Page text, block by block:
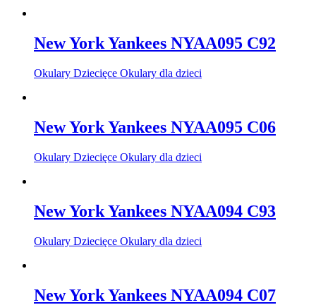
New York Yankees NYAA095 C92
Okulary Dziecięce Okulary dla dzieci
New York Yankees NYAA095 C06
Okulary Dziecięce Okulary dla dzieci
New York Yankees NYAA094 C93
Okulary Dziecięce Okulary dla dzieci
New York Yankees NYAA094 C07